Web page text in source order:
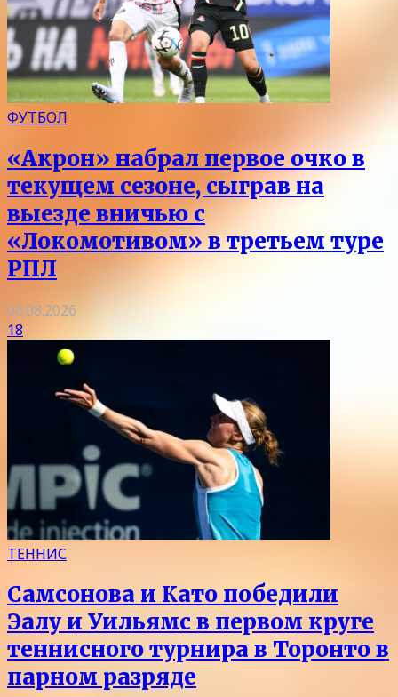
ФУТБОЛ
«Акрон» набрал первое очко в
текущем сезоне, сыграв на
выезде вничью с
«Локомотивом» в третьем туре
РПЛ
08.08.2026
18
ТЕННИС
Самсонова и Като победили
Эалу и Уильямс в первом круге
теннисного турнира в Торонто в
парном разряде